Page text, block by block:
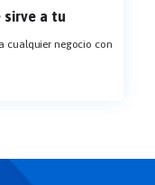
sirve a tu
cualquier negocio con